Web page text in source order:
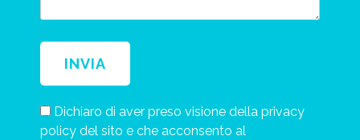
Dichiaro di aver preso visione della privacy
policy del sito e che acconsento al